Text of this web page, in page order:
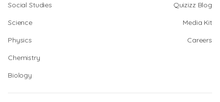
Social Studies
Science
Physics
Chemistry
Biology
Quizizz Blog
Media Kit
Careers